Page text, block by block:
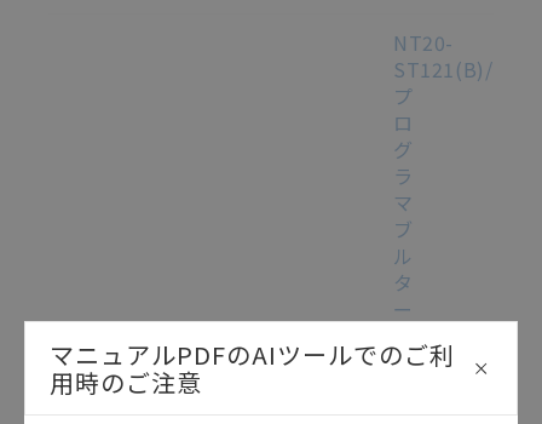
この資料を選択
マニュアル
NT20-
ST121(B)/
プ
ロ
グ
ラ
マ
ブ
ル
タ
ー
ナ
ユ
2015/09/25
マニュアルPDFのAIツールでのご利
用時のご注意